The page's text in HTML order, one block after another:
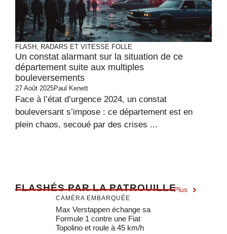
FLASH, RADARS ET VITESSE FOLLE
Un constat alarmant sur la situation de ce
département suite aux multiples
bouleversements
27 Août 2025Paul Kenett
Face à l’état d’urgence 2024, un constat
bouleversant s’impose : ce département est en
plein chaos, secoué par des crises ...
FLASHÉS PAR LA PATROUILLEPlus
CAMÉRA EMBARQUÉE
Max Verstappen échange sa
Formule 1 contre une Fiat
Topolino et roule à 45 km/h